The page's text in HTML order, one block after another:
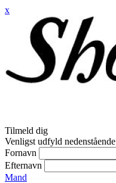
x
Tilmeld dig
Venligst udfyld nedenstående
Fornavn
Efternavn
Mand